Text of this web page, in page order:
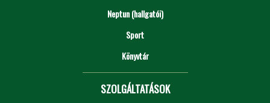
Neptun (hallgatói)
Sport
Könyvtár
SZOLGÁLTATÁSOK